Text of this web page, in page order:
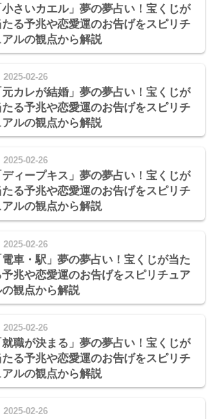
小さいカエル」夢の夢占い！宝くじが
たる予兆や恋愛運のお告げをスピリチ
アルの観点から解説
2025-02-26
元カレが結婚」夢の夢占い！宝くじが
たる予兆や恋愛運のお告げをスピリチ
アルの観点から解説
2025-02-26
ディープキス」夢の夢占い！宝くじが
たる予兆や恋愛運のお告げをスピリチ
アルの観点から解説
2025-02-26
電車・駅」夢の夢占い！宝くじが当た
予兆や恋愛運のお告げをスピリチュア
の観点から解説
2025-02-26
就職が決まる」夢の夢占い！宝くじが
たる予兆や恋愛運のお告げをスピリチ
アルの観点から解説
2025-02-26